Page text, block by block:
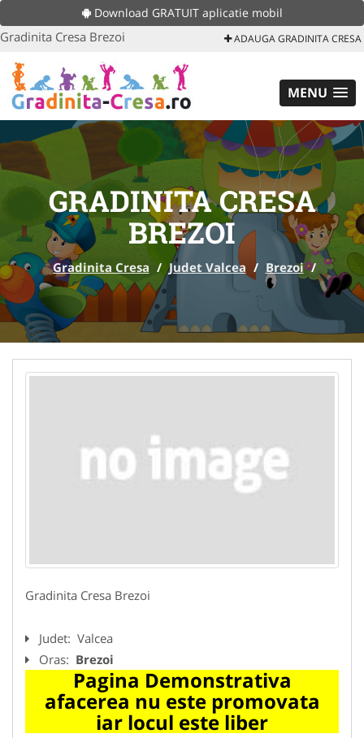
Download GRATUIT aplicatie mobil
Gradinita Cresa Brezoi ADAUGA GRADINITA CRESA
MENU
GRADINITA CRESA
BREZOI
Gradinita Cresa / Judet Valcea / Brezoi /
Gradinita Cresa Brezoi
Judet: Valcea
Oras: Brezoi
Pagina Demonstrativa
afacerea nu este promovata
iar locul este liber